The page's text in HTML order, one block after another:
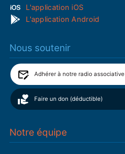
L'application iOS
L'application Android
Nous soutenir
Adhérer à notre radio associative
Faire un don (déductible)
Notre équipe